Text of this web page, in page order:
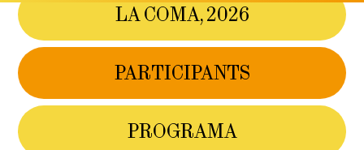
LA COMA, 2026
PARTICIPANTS
PROGRAMA